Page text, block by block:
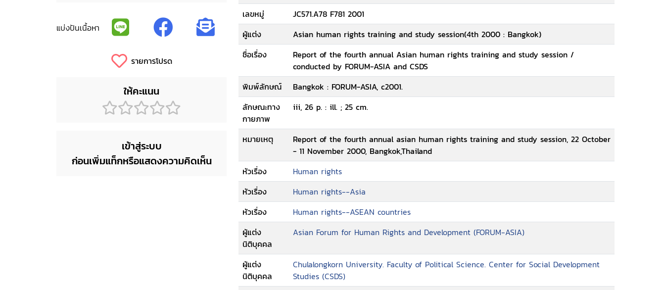
แบ่งปันเนื้อหา
รายการโปรด
ให้คะแนน
เข้าสู่ระบบ
ก่อนเพิ่มแท็กหรือแสดงความคิดเห็น
เลขหมู่
JC571.A78 F781 2001
ผู้แต่ง
Asian human rights training and study session(4th 2000 : Bangkok)
ชื่อเรื่อง
Report of the fourth annual Asian human rights training and study session /
conducted by FORUM-ASIA and CSDS
พิมพ์ลักษณ์
Bangkok : FORUM-ASIA, c2001.
ลักษณะทาง
กายภาพ
iii, 26 p. : ill. ; 25 cm.
หมายเหตุ
Report of the fourth annual asian human rights training and study session, 22 October
- 11 November 2000, Bangkok,Thailand
หัวเรื่อง
Human rights
หัวเรื่อง
Human rights--Asia
หัวเรื่อง
Human rights--ASEAN countries
ผู้แต่ง
นิติบุคคล
Asian Forum for Human Rights and Development (FORUM-ASIA)
ผู้แต่ง
นิติบุคคล
Chulalongkorn University. Faculty of Political Science. Center for Social Development
Studies (CSDS)